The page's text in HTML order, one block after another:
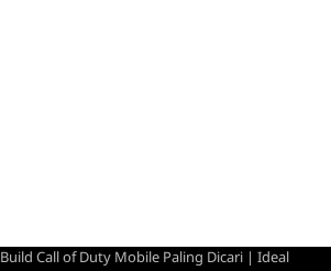
Build Call of Duty Mobile Paling Dicari| Ideal